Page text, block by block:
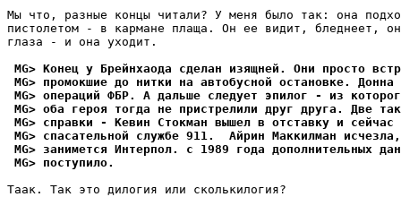
Мы что, разные концы читали? У меня было так: она
пистолетом - в кармане плаща. Он ее видит, бледнеет,
глаза - и она уходит.
MG> Конец у Брейнхаода сделан изящней. Они просто
MG> промокшие до нитки на автобусной остановке. Донна
MG> операций ФБР. А дальше следует эпилог - из
MG> оба геpоя тогда не пристрелили друг дpуга. Две
MG> справки - Кевин Стокман вышел в отставку и сейчас
MG> спасательной службе 911.  Айрин Маккилман
MG> занимется Интеpпол. с 1989 года дополнительных
MG> поступило.
Таак. Так это дилогия или сколькилогия?